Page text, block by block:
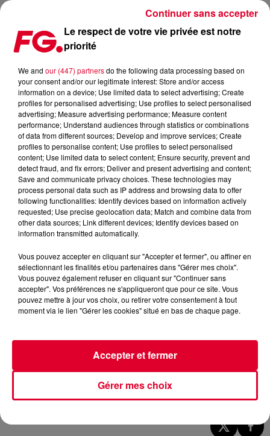
« MASSIVE », LE NOUVEAU TRACK 100% HOUSE SIGNÉ
Publié : 17 juin 2022 à 19h25 par Sophie DIAS
Le respect de votre vie privée est notre
priorité
We and our (447) partnersdo the following data processing based on
your consent and/or our legitimate interest: Store and/or access
information on a device; Use limited data to select advertising; Create
profiles for personalised advertising; Use profiles to select personalised
advertising; Measure advertising performance; Measure content
performance; Understand audiences through statistics or combinations
of data from different sources; Develop and improve services; Create
profiles to personalise content; Use profiles to select personalised
content; Use limited data to select content; Ensure security, prevent and
detect fraud, and fix errors; Deliver and present advertising and content;
Save and communicate privacy choices. These technologies may
process personal data such as IP address and browsing data to offer
following functionalities: Identify devices based on information actively
requested; Use precise geolocation data; Match and combine data from
other data sources; Link different devices; Identify devices based on
information transmitted automatically.
Vous pouvez accepter en cliquant sur "Accepter et fermer", ou affiner en
sélectionnant les finalités et/ou partenaires dans "Gérer mes choix".
Vous pouvez également refuser en cliquant sur "Continuer sans
accepter". Vos préférences ne s'appliqueront que pour ce site. Vous
pouvez mettre à jour vos choix, ou retirer votre consentement à tout
moment via le lien "Gérer les cookies" situé en bas de chaque page.
Gérer mes choix
Accepter et fermer
Continuer sans accepter